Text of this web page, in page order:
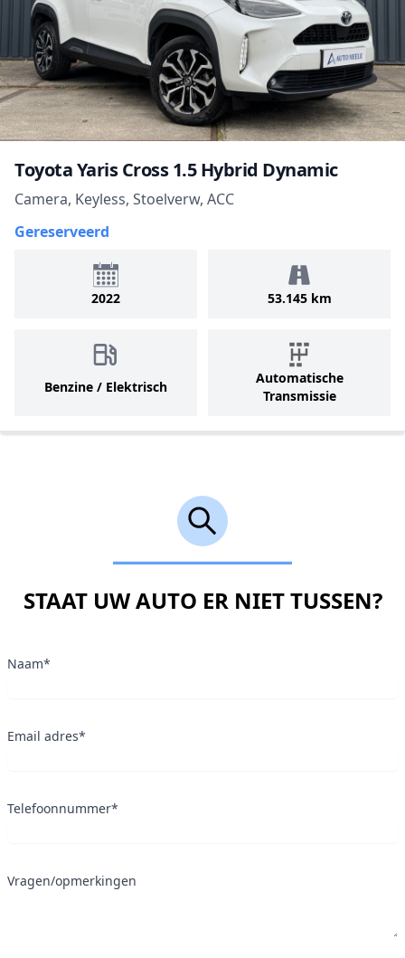
Toyota Yaris Cross 1.5 Hybrid Dynamic
Camera, Keyless, Stoelverw, ACC
Gereserveerd
2022 53.145 km
Benzine / Elektrisch
Automatische
Transmissie
STAAT UW AUTO ER NIET TUSSEN?
Naam*
Email adres*
Telefoonnummer*
Vragen/opmerkingen